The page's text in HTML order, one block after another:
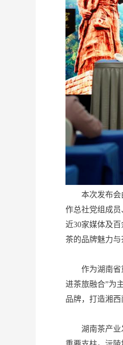
本次发布会由
作总社党组成
近30家媒体及
茶的品牌魅力与
作为湖南省重
进茶旅融合”为
品牌，打造湘西
湖南茶产业发